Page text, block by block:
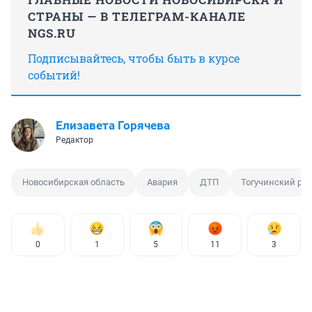
СТРАНЫ — В ТЕЛЕГРАМ-КАНАЛЕ
NGS.RU
Подписывайтесь, чтобы быть в курсе
событий!
Елизавета Горячева
Редактор
Новосибирская область Авария ДТП Тогучинский
0 1 5 11 3